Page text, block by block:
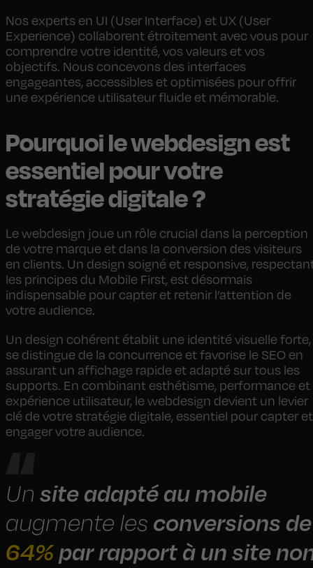
Nos experts en UI (User Interface) et UX (User
Experience) collaborent étroitement avec vous pour
comprendre votre identité, vos valeurs et vos
objectifs. Nous concevons des interfaces
engageantes, accessibles et optimisées pour offrir
une expérience utilisateur fluide et mémorable.
Pourquoi le webdesign est
essentiel pour votre
stratégie digitale ?
Le webdesign joue un rôle crucial dans la perception
de votre marque et dans la conversion des visiteurs
en clients. Un design soigné et responsive,
les principes du Mobile First, est désormais
indispensable pour capter et retenir l’attention de
votre audience.
Un design cohérent établit une identité visuelle forte,
se distingue de la concurrence et favorise le SEO en
assurant un affichage rapide et adapté sur tous les
supports. En combinant esthétisme, performance et
expérience utilisateur, le webdesign devient un levier
clé de votre stratégie digitale, essentiel pour capter et
engager votre audience.
Un site adapté au mobile
augmente les conversions de
64%par rapport à un site